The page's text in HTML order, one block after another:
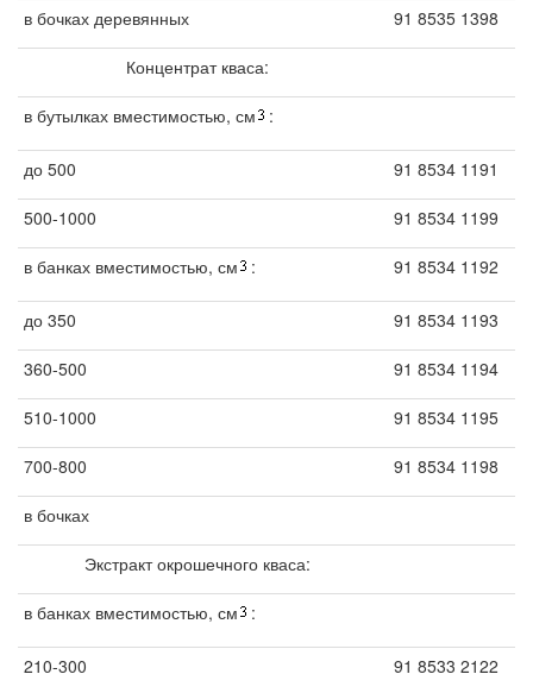
в бочках деревянных 91 8535 1398
Концентрат кваса:
в бутылках вместимостью, см :
до 500 91 8534 1191
500-1000 91 8534 1199
в банках вместимостью, см : 91 8534 1192
до 350 91 8534 1193
360-500 91 8534 1194
510-1000 91 8534 1195
700-800 91 8534 1198
в бочках
Экстракт окрошечного кваса:
в банках вместимостью, см :
210-300 91 8533 2122